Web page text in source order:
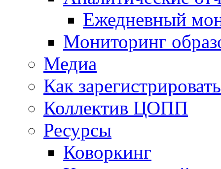
Ежедневный
Мониторинг
Медиа
Как
Коллектив ЦОПП
Ресурсы
Коворкинг